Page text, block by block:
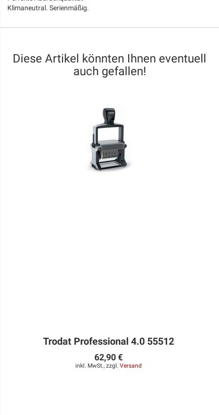
Klimaneutral. Serienmäßig.
Diese Artikel könnten Ihnen eventuell
auch gefallen!
Trodat Professional 4.0 55512
62,90 €
inkl. MwSt., zzgl. Versand